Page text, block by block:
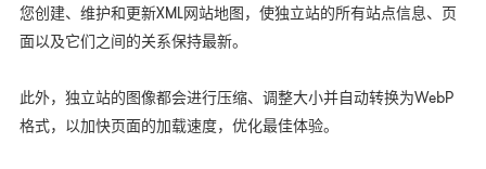
您创建、维护和更新XML网站地图，使独立站的所有站点信息、页
面以及它们之间的关系保持最新。
此外，独立站的图像都会进行压缩、调整大小并自动转换为WebP
格式，以加快页面的加载速度，优化最佳体验。